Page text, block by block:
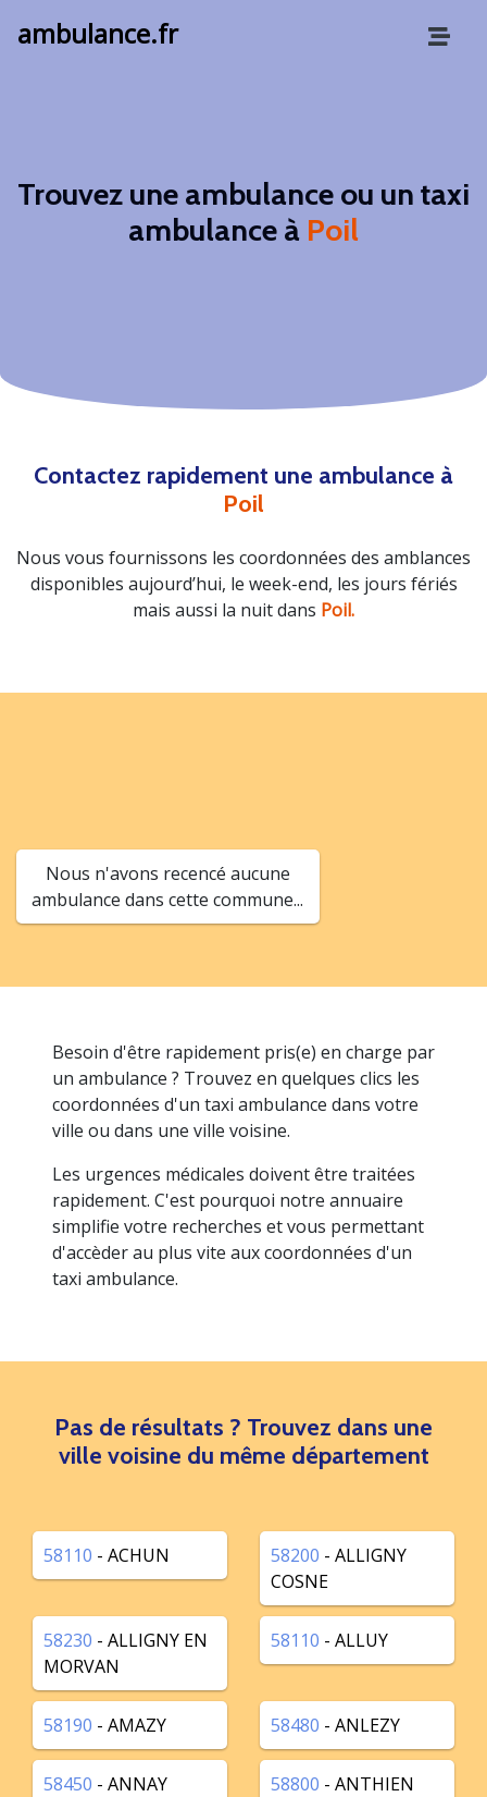
ambulance.fr
Trouvez une ambulance ou un taxi
ambulance à Poil
Contactez rapidement une ambulance à
Poil
Nous vous fournissons les coordonnées des amblances
disponibles aujourd’hui, le week-end, les jours fériés
mais aussi la nuit dans Poil.
Nous n'avons recencé aucune
ambulance dans cette commune...
Besoin d'être rapidement pris(e) en charge par
un ambulance ? Trouvez en quelques clics les
coordonnées d'un taxi ambulance dans votre
ville ou dans une ville voisine.
Les urgences médicales doivent être traitées
rapidement. C'est pourquoi notre annuaire
simplifie votre recherches et vous permettant
d'accèder au plus vite aux coordonnées d'un
taxi ambulance.
Pas de résultats ? Trouvez dans une
ville voisine du même département
58110 - ACHUN 58200 - ALLIGNY
COSNE
58230 - ALLIGNY EN
MORVAN
58110 - ALLUY
58190 - AMAZY 58480 - ANLEZY
58450 - ANNAY 58800 - ANTHIEN